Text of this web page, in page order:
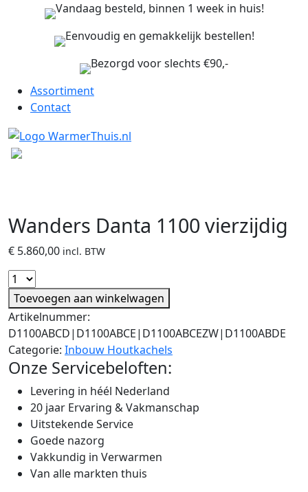
Vandaag besteld, binnen 1 week in huis!
Eenvoudig en gemakkelijk bestellen!
Bezorgd voor slechts €90,-
Assortiment
Contact
Wanders Danta 1100 vierzijdig
€ 5.860,00 incl. BTW
Toevoegen aan winkelwagen
Artikelnummer:
D1100ABCD|D1100ABCE|D1100ABCEZW|D1100ABDE
Categorie: Inbouw Houtkachels
Onze Servicebeloften:
Levering in héél Nederland
20 jaar Ervaring & Vakmanschap
Uitstekende Service
Goede nazorg
Vakkundig in Verwarmen
Van alle markten thuis